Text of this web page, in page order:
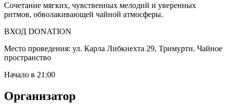
Сочетание мягких, чувственных мелодий и уверенных
ритмов, обволакивающей чайной атмосферы.
ВХОД DONATION
Место проведения: ул. Карла Либкнехта 29, Тримурти. Чайное
пространство
Начало в 21:00
Организатор